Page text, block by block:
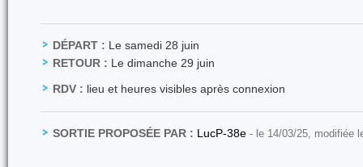
DÉPART : Le samedi 28 juin
RETOUR : Le dimanche 29 juin
RDV : lieu et heures visibles après connexion
SORTIE PROPOSÉE PAR : LucP-38e - le 14/03/25, modifiée